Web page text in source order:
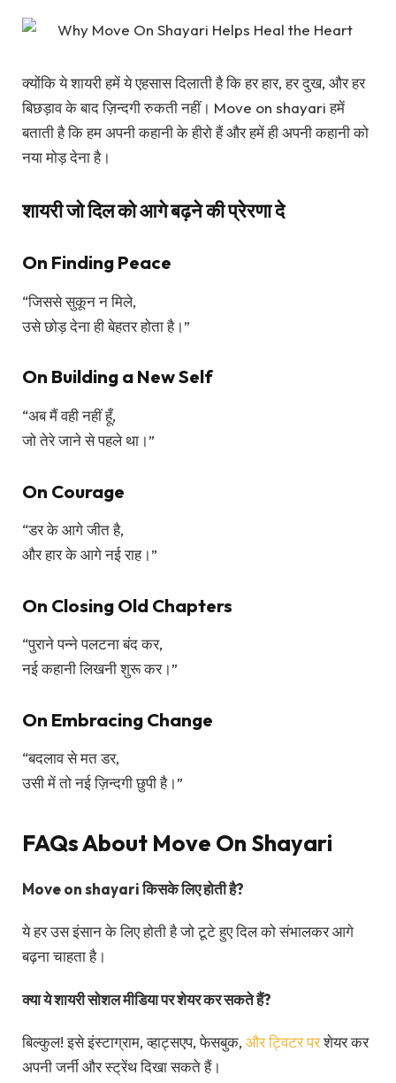
क्योंकि ये शायरी हमें ये एहसास दिलाती है कि हर हार, हर दुख, और हर
बिछड़ाव के बाद ज़िन्दगी रुकती नहीं। Move on shayari हमें
बताती है कि हम अपनी कहानी के हीरो हैं और हमें ही अपनी कहानी को
नया मोड़ देना है।
शायरी जो दिल को आगे बढ़ने की प्रेरणा दे
On Finding Peace
“जिससे सुकून न मिले,
उसे छोड़ देना ही बेहतर होता है।”
On Building a New Self
“अब मैं वही नहीं हूँ,
जो तेरे जाने से पहले था।”
On Courage
“डर के आगे जीत है,
और हार के आगे नई राह।”
On Closing Old Chapters
“पुराने पन्ने पलटना बंद कर,
नई कहानी लिखनी शुरू कर।”
On Embracing Change
“बदलाव से मत डर,
उसी में तो नई ज़िन्दगी छुपी है।”
FAQs About Move On Shayari
Move on shayari किसके लिए होती है?
ये हर उस इंसान के लिए होती है जो टूटे हुए दिल को संभालकर आगे
बढ़ना चाहता है।
क्या ये शायरी सोशल मीडिया पर शेयर कर सकते हैं?
बिल्कुल! इसे इंस्टाग्राम, व्हाट्सएप, फेसबुक, और ट्विटर परशेयर कर
अपनी जर्नी और स्ट्रेंथ दिखा सकते हैं।